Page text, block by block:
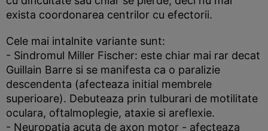
exista coordonarea centrilor cu efectorii.
Cele mai intalnite variante sunt:
- Sindromul Miller Fischer: este chiar mai rar decat
Guillain Barre si se manifesta ca o paralizie
descendenta (afecteaza initial membrele
superioare). Debuteaza prin tulburari de motilitate
oculara, oftalmoplegie, ataxie si areflexie.
- Neuropatia acuta de axon motor - afecteaza